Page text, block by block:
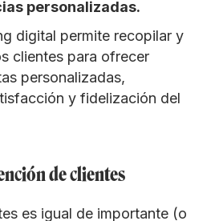
personalizadas.
digital permite recopilar y
clientes para ofrecer
personalizadas,
y fidelización del
de clientes
es igual de importante (o